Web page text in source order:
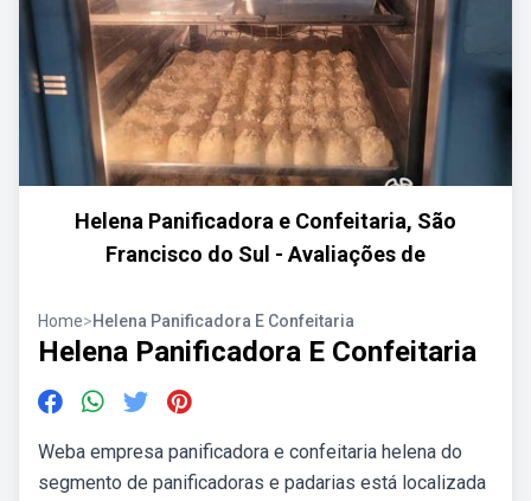
Helena Panificadora e Confeitaria, São
Francisco do Sul - Avaliações de
Home>Helena Panificadora E Confeitaria
Helena Panificadora E Confeitaria
Weba empresa panificadora e confeitaria helena do
segmento de panificadoras e padarias está localizada